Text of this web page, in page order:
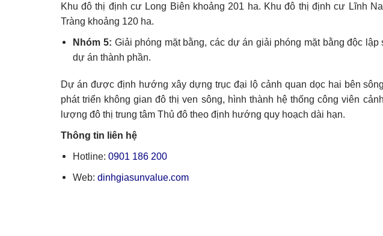
Khu đô thị định cư Long Biên khoảng 201 ha. Khu đô thị định cư Lĩnh
Tràng khoảng 120 ha.
Nhóm 5: Giải phóng mặt bằng, các dự án giải phóng mặt bằng độc
dự án thành phần.
Dự án được định hướng xây dựng trục đại lộ cảnh quan dọc hai bên
phát triển không gian đô thị ven sông, hình thành hệ thống công viên
lượng đô thị trung tâm Thủ đô theo định hướng quy hoạch dài hạn.
Thông tin liên hệ
Hotline:0901 186 200
Web:dinhgiasunvalue.com